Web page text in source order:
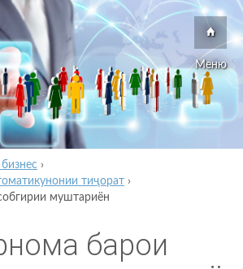
Меню
›
тиҷорат ›
муштариён
барои